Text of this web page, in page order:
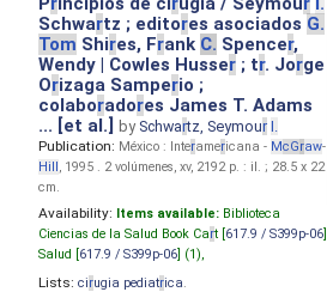
Schwartz ; editores asociados G.
Tom Shires, Frank C. Spencer,
Wendy | Cowles Husser ; tr. Jorge
Orizaga Samperio ;
colaboradores James T. Adams
... [et al.]by Schwartz, Seymour I.
Publication: México : Interamericana - McGraw-
Hill, 1995 . 2 volúmenes, xv, 2192 p. : il. ; 28.5 x 22
cm.
Availability: Items available: Biblioteca
Ciencias de la Salud Book Cart [ 617.9 / S399p-06
Salud [ 617.9 / S399p-06 ] (1),
Lists: cirugia pediatrica